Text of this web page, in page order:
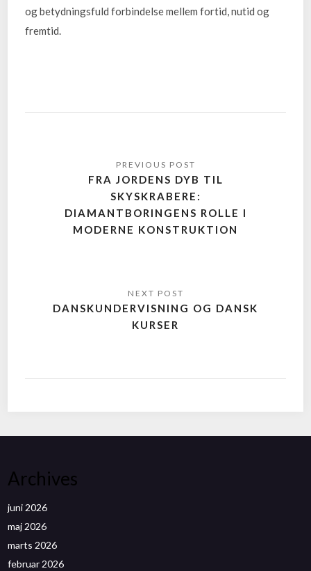
og betydningsfuld forbindelse mellem fortid, nutid og
fremtid.
FRA JORDENS DYB TIL
SKYSKRABERE:
DIAMANTBORINGENS ROLLE I
MODERNE KONSTRUKTION
DANSKUNDERVISNING OG DANSK
KURSER
Archives
juni 2026
maj 2026
marts 2026
februar 2026